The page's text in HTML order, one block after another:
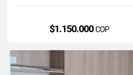
$1.150.000 COP